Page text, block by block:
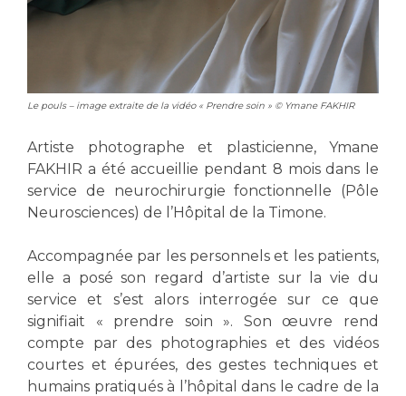
Salon des familles
Transports sanitaires
Handi 13
Pôle Médecine Physique et Réadaptation
Accueil sourds et malentendants
Charte Romain Jacob
Mouvement Parcours Handicap 13
Activité physique
Les structures de recherche
Écoles et Instituts de Formation
Plateforme des internes
Professionnels de santé
Adresser un patient
Réseaux de soins
Adresser un examen au Laboratoire de Biologie
Médicale
Radiologie / Imagerie
Cancérologie
Le pouls – image extraite de la vidéo « Prendre soin » © Ymane FAKHIR
Artiste photographe et plasticienne, Ymane
FAKHIR a été accueillie pendant 8 mois dans le
service de neurochirurgie fonctionnelle (Pôle
Neurosciences) de l’Hôpital de la Timone.
Accompagnée par les personnels et les patients,
elle a posé son regard d’artiste sur la vie du
service et s’est alors interrogée sur ce que
signifiait « prendre soin ». Son œuvre rend
compte par des photographies et des vidéos
courtes et épurées, des gestes techniques et
humains pratiqués à l’hôpital dans le cadre de la